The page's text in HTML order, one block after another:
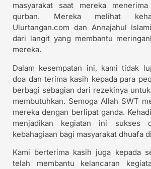
masyarakat saat mereka
qurban. Mereka melihat
Ulurtangan.com dan Annajahul
dari langit yang membantu
mereka.
Dalam kesempatan ini, kami tidak
doa dan terima kasih kepada para
berbagi sebagian dari rezekinya
membutuhkan. Semoga Allah SWT
mereka dengan berlipat ganda.
menjadikan kegiatan ini sukses
kebahagiaan bagi masyarakat dhuafa
Kami berterima kasih juga kepada
telah membantu kelancaran